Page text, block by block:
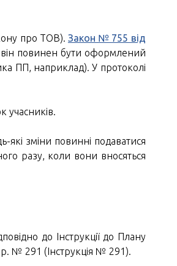
про ТОВ). Закон № 755 від
повинен бути оформлений
ПП, наприклад). У протоколі
учасників.
які зміни повинні подаватися
разу, коли вони вносяться
до Інструкції до Плану
р. № 291 (Інструкція № 291).